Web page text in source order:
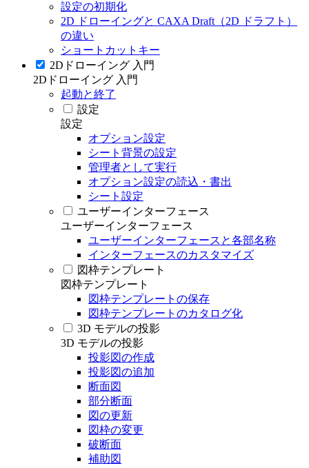
設定の初期化
2D ドローイングと CAXA Draft（2D ドラフト）
の違い
ショートカットキー
2Dドローイング 入門
2Dドローイング 入門
起動と終了
設定
設定
オプション設定
シート背景の設定
管理者として実行
オプション設定の読込・書出
シート設定
ユーザーインターフェース
ユーザーインターフェース
ユーザーインターフェースと各部名称
インターフェースのカスタマイズ
図枠テンプレート
図枠テンプレート
図枠テンプレートの保存
図枠テンプレートのカタログ化
3D モデルの投影
3D モデルの投影
投影図の作成
投影図の追加
断面図
部分断面
図の更新
図枠の変更
破断面
補助図